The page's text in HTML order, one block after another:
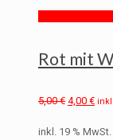
Rot mit
5,00€ 4,00 €
inkl. 19 % MwSt.